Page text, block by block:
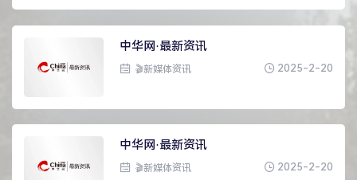
中华网·最新资讯
🎬新媒体资讯 2025-2-20
中华网·最新资讯
🎬新媒体资讯 2025-2-20